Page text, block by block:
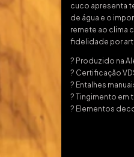
cuco apresenta
de água e o
remete ao clima
fidelidade por
? Produzido na
? Certificação
? Entalhes
? Tingimento em
? Elementos